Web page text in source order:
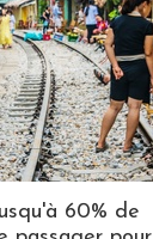
60% de